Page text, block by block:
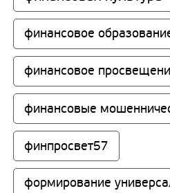
финансовое
финансовое
финансовые
финпросвет57
формирование